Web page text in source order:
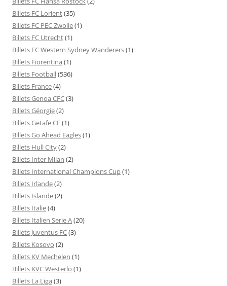
Billets FC Lorient(35)
Billets FC PEC Zwolle(1)
Billets FC Utrecht(1)
Billets FC Western Sydney Wanderers(1)
Billets Fiorentina (1)
Billets Football(536)
Billets France(4)
Billets Genoa CFC(3)
Billets Géorgie(2)
Billets Getafe CF(1)
Billets Go Ahead Eagles(1)
Billets Hull City(2)
Billets Inter Milan (2)
Billets International Champions Cup(1)
Billets Irlande(2)
Billets Islande(2)
Billets Italie(4)
Billets Italien Serie A(20)
Billets Juventus FC(3)
Billets Kosovo (2)
Billets KV Mechelen (1)
Billets KVC Westerlo (1)
Billets La Liga (3)